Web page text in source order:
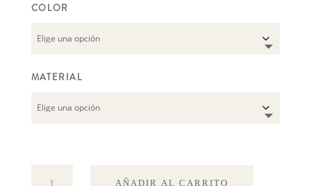
COLOR
MATERIAL
AÑADIR AL CARRITO